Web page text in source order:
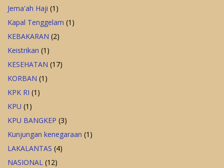
Jema'ah Haji (1)
Kapal Tenggelam (1)
KEBAKARAN (2)
Keistrikan (1)
KESEHATAN (17)
KORBAN (1)
KPK RI (1)
KPU (1)
KPU BANGKEP (3)
Kunjungan kenegaraan (1)
LAKALANTAS (4)
NASIONAL (12)